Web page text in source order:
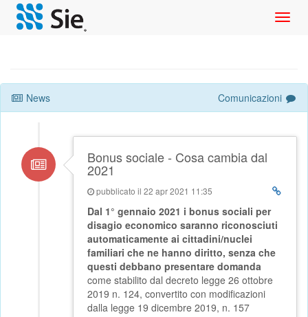
News Comunicazioni
Bonus sociale - Cosa cambia dal
2021
pubblicato il 22 apr 2021 11:35
Dal 1° gennaio 2021 i bonus sociali per
disagio economico saranno riconosciuti
automaticamente ai cittadini/nuclei
familiari che ne hanno diritto, senza che
questi debbano presentare domanda
come stabilito dal decreto legge 26 ottobre
2019 n. 124, convertito con modificazioni
dalla legge 19 dicembre 2019, n. 157